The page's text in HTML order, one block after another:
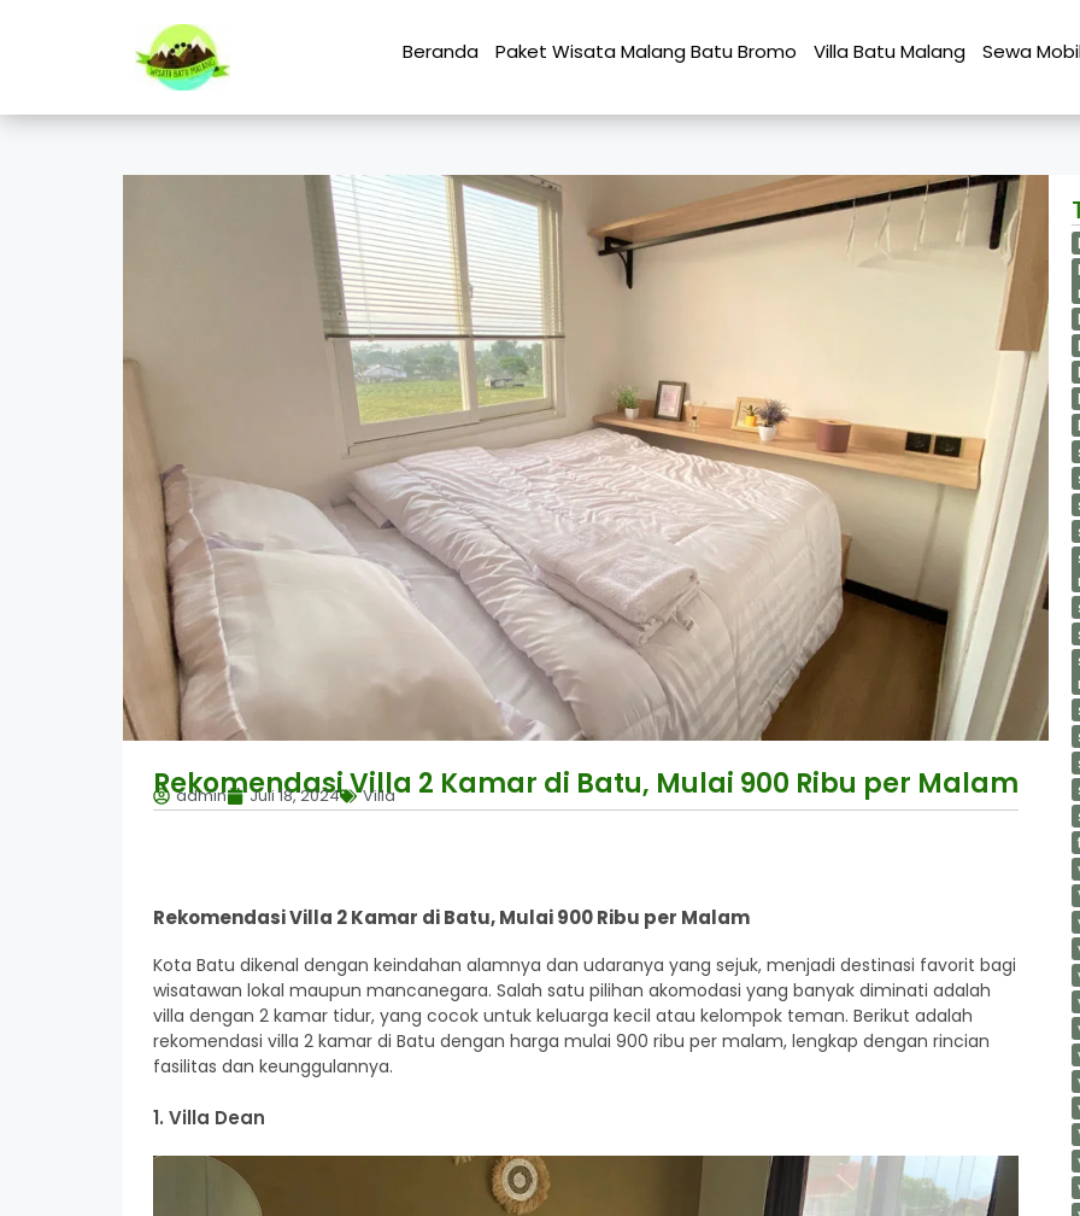
Beranda Paket Wisata Malang Batu Bromo Villa Batu Malang Sewa
Rekomendasi Villa 2 Kamar di Batu, Mulai 900 Ribu per Malam
admin Juli 18, 2024 Villa
Rekomendasi Villa 2 Kamar di Batu, Mulai 900 Ribu per Malam
Kota Batu dikenal dengan keindahan alamnya dan udaranya yang sejuk, menjadi destinasi favorit bagi
wisatawan lokal maupun mancanegara. Salah satu pilihan akomodasi yang banyak diminati adalah
villa dengan 2 kamar tidur, yang cocok untuk keluarga kecil atau kelompok teman. Berikut adalah
rekomendasi villa 2 kamar di Batu dengan harga mulai 900 ribu per malam, lengkap dengan rincian
fasilitas dan keunggulannya.
1. Villa Dean